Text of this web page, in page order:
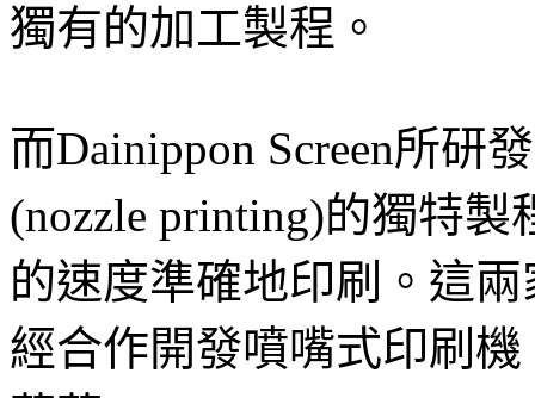
獨有的加工製程。
而Dainippon Screen所研
(nozzle printing)的獨特
的速度準確地印刷。這
經合作開發噴嘴式印刷